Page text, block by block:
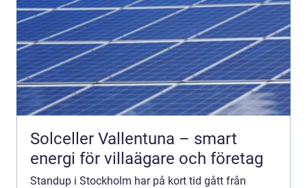
Solceller Vallentuna – smart
energi för villaägare och företag
Standup i Stockholm har på kort tid gått från